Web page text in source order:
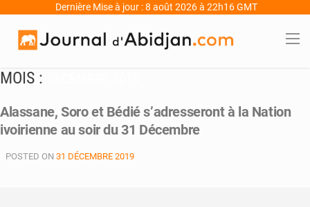
Dernière Mise à jour : 8 août 2026 à 22h16 GMT
MOIS :
Alassane, Soro et Bédié s’adresseront à la Nation
ivoirienne au soir du 31 Décembre
POSTED ON 31 DÉCEMBRE 2019